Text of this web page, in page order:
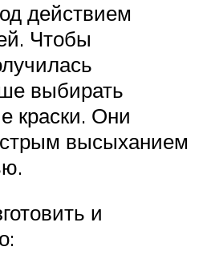
действием
Чтобы
выбирать
краски. Они
высыханием
и